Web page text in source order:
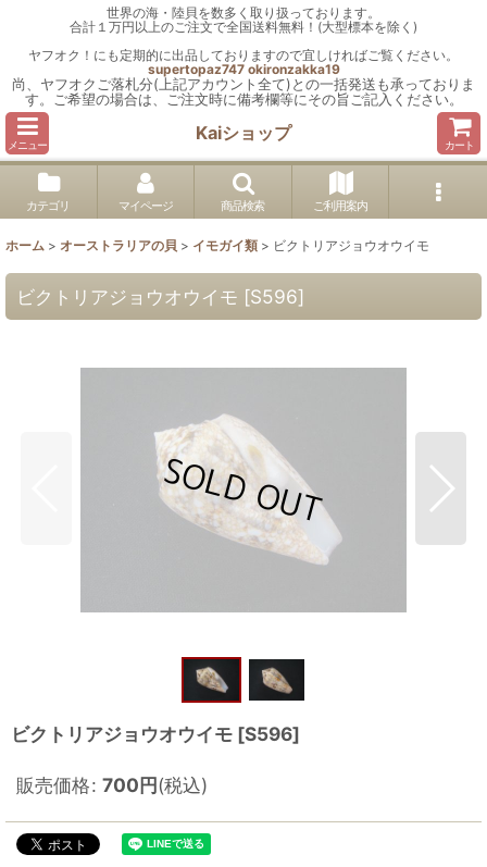
世界の海・陸貝を数多く取り扱っております。
合計１万円以上のご注文で全国送料無料！(大型標本を除く)
ヤフオク！にも定期的に出品しておりますので宜しければご覧ください。
supertopaz747 okironzakka19
尚、ヤフオクご落札分(上記アカウント全て)との一括発送も承っておりま
す。ご希望の場合は、ご注文時に備考欄等にその旨ご記入ください。
メニュー
Kaiショップ
カート
カテゴリ マイページ 商品検索 ご利用案内
ホーム > オーストラリアの貝 > イモガイ類 > ビクトリアジョウオウイモ
ビクトリアジョウオウイモ [S596]
ビクトリアジョウオウイモ [S596]
販売価格: 700円(税込)